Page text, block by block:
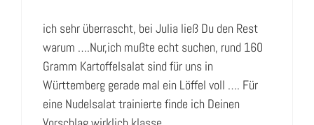
ich sehr überrascht, bei Julia ließ Du den Rest
warum ….Nur,ich mußte echt suchen, rund 160
Gramm Kartoffelsalat sind für uns in
Württemberg gerade mal ein Löffel voll …. Für
eine Nudelsalat trainierte finde ich Deinen